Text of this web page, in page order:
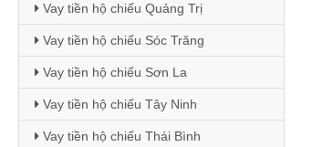
Vay tiền hộ chiếu Quảng Trị
Vay tiền hộ chiếu Sóc Trăng
Vay tiền hộ chiếu Sơn La
Vay tiền hộ chiếu Tây Ninh
Vay tiền hộ chiếu Thái Bình